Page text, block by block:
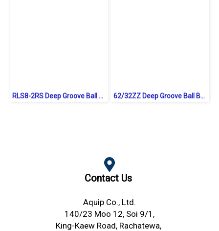
RLS8-2RS Deep Groove Ball Bearings inch. Seal Type 62/32ZZ Deep Groove Ball Bearings Shield Type
Contact Us
Aquip Co., Ltd.
140/23 Moo 12, Soi 9/1,
King-Kaew Road, Rachatewa,